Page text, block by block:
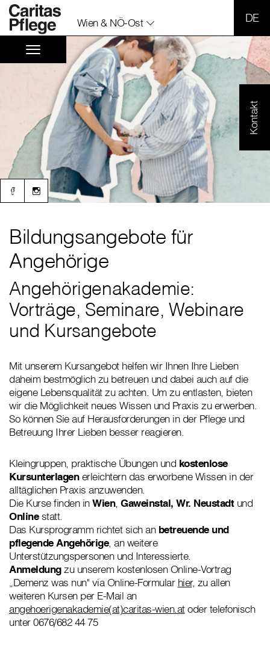
Wien & NÖ-Ost
Kontakt
Bildungsangebote für
Angehörige
Angehörigenakademie:
Vorträge, Seminare, Webinare
und Kursangebote
Mit unserem Kursangebot helfen wir Ihnen Ihre Lieben
daheim bestmöglich zu betreuen und dabei auch auf die
eigene Lebensqualität zu achten. Um zu entlasten, bieten
wir die Möglichkeit neues Wissen und Praxis zu erwerben.
So können Sie auf Herausforderungen in der Pflege und
Betreuung Ihrer Lieben besser reagieren.
Kleingruppen, praktische Übungen und kostenlose
Kursunterlagenerleichtern das erworbene Wissen in der
alltäglichen Praxis anzuwenden.
Die Kurse finden inWien, Gaweinstal, Wr. Neustadtund
Onlinestatt.
Das Kursprogramm richtet sich an betreuende und
pflegende Angehörige, an weitere
Unterstützungspersonen und Interessierte.
Anmeldungzu unserem kostenlosen Online-Vortrag
„Demenz was nun" via Online-Formular hier, zu allen
weiteren Kursen per E-Mail an
angehoerigenakademie(at)caritas-wien.atoder telefonisch
unter 0676/682 44 75